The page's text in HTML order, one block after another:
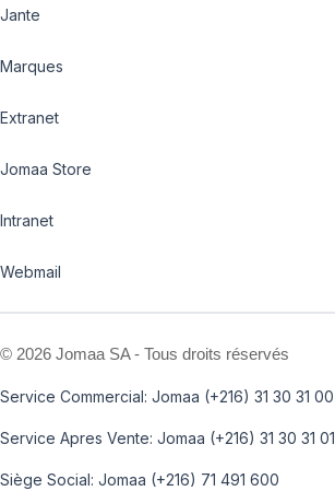
Jante
Marques
Extranet
Jomaa Store
Intranet
Webmail
© 2026 Jomaa SA - Tous droits réservés
Service Commercial: Jomaa (+216) 31 30 31 00
Service Apres Vente: Jomaa (+216) 31 30 31 01
Siège Social: Jomaa (+216) 71 491 600